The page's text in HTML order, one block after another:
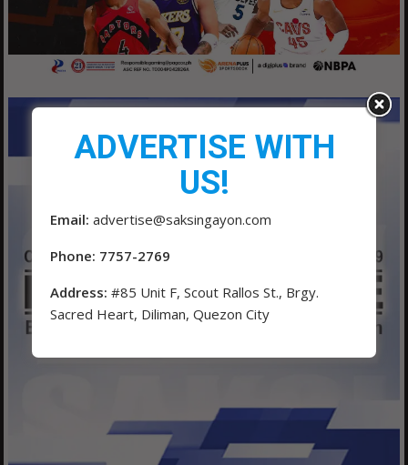
ADVERTISE WITH
US!
Email: advertise@saksingayon.com
Phone: 7757-2769
Address: #85 Unit F, Scout Rallos St., Brgy.
Sacred Heart, Diliman, Quezon City